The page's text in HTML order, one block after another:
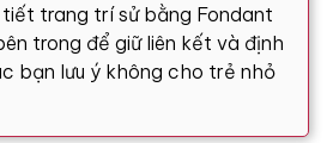
trang trí sử bằng Fondant
trong để giữ liên kết và định
bạn lưu ý không cho trẻ nhỏ